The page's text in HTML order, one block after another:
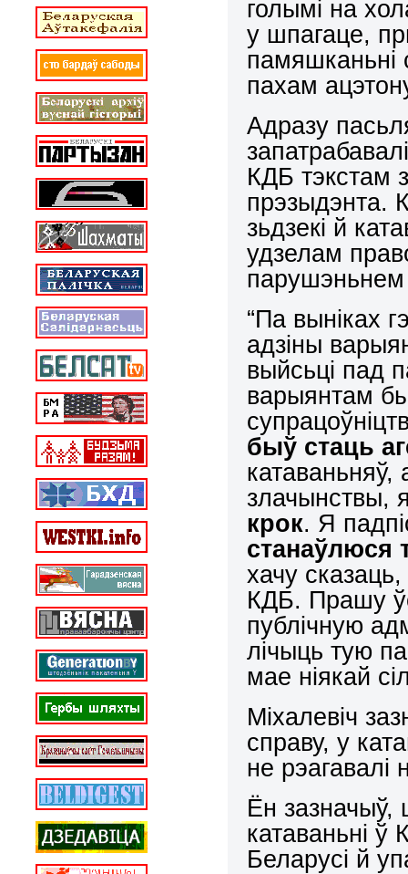
голымі на
у шпагаце,
памяшканьні
пахам
Адразу
КДБ тэкстам
прэзыдэнта.
зьдзекі й
удзелам
парушэньнем
“Па выніках
адзіны
выйсьці пад
варыянтам
быў стаць
катаваньняў,
злачынствы,
крок. Я
станаўлюся
хачу
КДБ. Прашу
публічную
лічыць тую
мае ніякай
Міхалевіч
справу, у
не рэагавалі
Ён зазначыў,
катаваньні
Беларусі й